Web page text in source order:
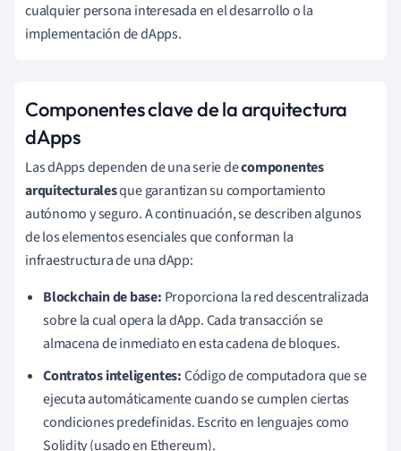
cualquier persona interesada en el desarrollo o la
implementación de dApps.
Componentes clave de la arquitectura
dApps
Las dApps dependen de una serie decomponentes
arquitecturalesque garantizan su comportamiento
autónomo y seguro. A continuación, se describen algunos
de los elementos esenciales que conforman la
infraestructura de una dApp:
Blockchain de base: Proporciona la red descentralizada
sobre la cual opera la dApp. Cada transacción se
almacena de inmediato en esta cadena de bloques.
Contratos inteligentes:Código de computadora que se
ejecuta automáticamente cuando se cumplen ciertas
condiciones predefinidas. Escrito en lenguajes como
Solidity (usado en Ethereum).